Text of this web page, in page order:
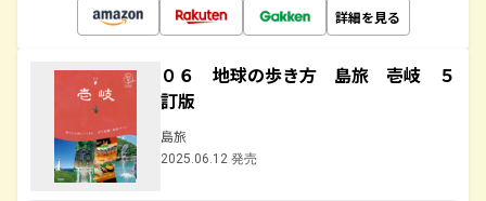
詳細を見る
０６ 地球の歩き方 島旅 壱岐 ５
訂版
島旅
2025.06.12 発売